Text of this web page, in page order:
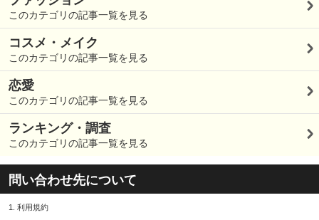
このカテゴリの記事一覧を見る
コスメ・メイク
このカテゴリの記事一覧を見る
恋愛
このカテゴリの記事一覧を見る
ランキング・調査
このカテゴリの記事一覧を見る
問い合わせ先について
1. 利用規約